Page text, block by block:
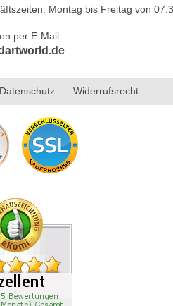
Montag bis Freitag von
per E-Mail:
Datenschutz Widerrufsrecht